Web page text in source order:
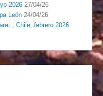
2026 27/04/26
León 24/04/26
, Chile, febrero 2026